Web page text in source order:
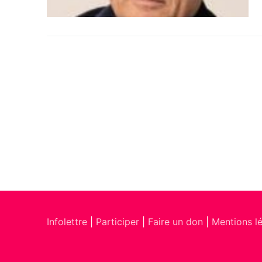
Infolettre Participer Faire un don Mentions